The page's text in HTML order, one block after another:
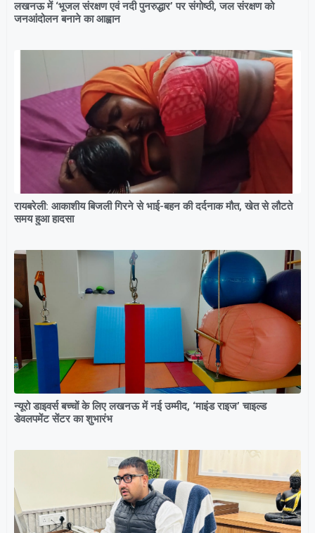
लखनऊ में ‘भूजल संरक्षण एवं नदी पुनरुद्धार’ पर संगोष्ठी, जल संरक्षण को
जनआंदोलन बनाने का आह्वान
रायबरेली: आकाशीय बिजली गिरने से भाई-बहन की दर्दनाक मौत, खेत से लौटते
समय हुआ हादसा
न्यूरो डाइवर्स बच्चों के लिए लखनऊ में नई उम्मीद, ‘माइंड राइज’ चाइल्ड
डेवलपमेंट सेंटर का शुभारंभ